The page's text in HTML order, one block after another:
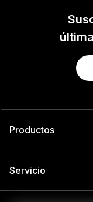
Productos
Servicio